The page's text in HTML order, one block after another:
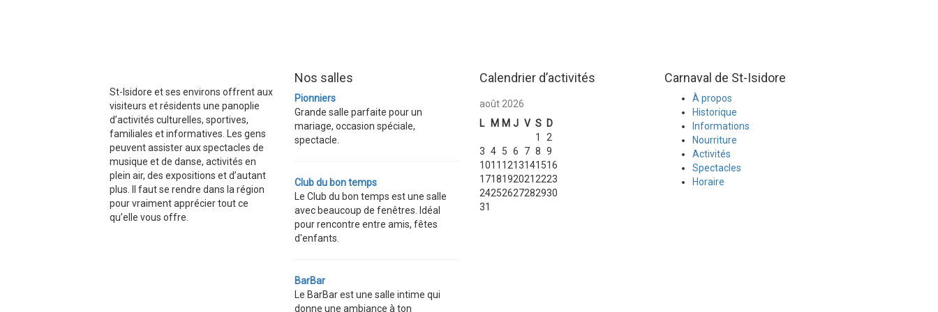
St-Isidore et ses environs offrent aux
visiteurs et résidents une panoplie
d’activités culturelles, sportives,
familiales et informatives. Les gens
peuvent assister aux spectacles de
musique et de danse, activités en
plein air, des expositions et d’autant
plus. Il faut se rendre dans la région
pour vraiment apprécier tout ce
qu’elle vous offre.
Nos salles
Pionniers
Grande salle parfaite pour un
mariage, occasion spéciale,
spectacle.
Club du bon temps
Le Club du bon temps est une salle
avec beaucoup de fenêtres. Idéal
pour rencontre entre amis, fêtes
d'enfants.
BarBar
Le BarBar est une salle intime qui
donne une ambiance à ton
Calendrier d’activités
août 2026
L
M M J V S D
1
2
3 4 5 6 7 8 9
1011 1213141516
1718192021 2223
24252627282930
31
Carnaval de St-Isidore
À propos
Historique
Informations
Nourriture
Activités
Spectacles
Horaire